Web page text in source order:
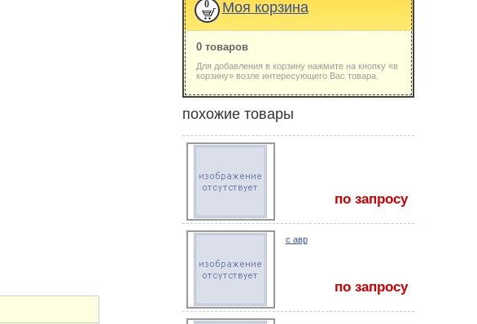
0 Моя корзина
0 товаров
Для добавления в корзину нажмите на кнопку «в
корзину» возле интересующего Вас товара.
похожие товары
по запросу
с авр
по запросу